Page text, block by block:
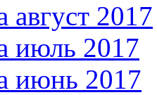
август 2017
июль 2017
июнь 2017